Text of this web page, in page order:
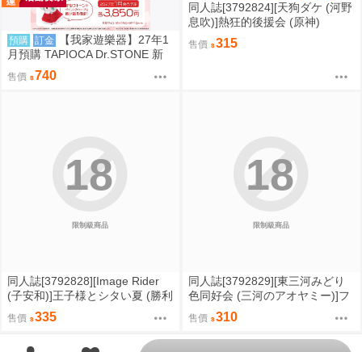
預購 訂金
【我家遊樂器】27年1
月預購 TAPIOCA Dr.STONE 新
石紀 冬裝斗篷布偶 娃娃 6款可選
售價 740
同人誌[3792824][天狗ダケ (河野
息吹)]熱狂的後援会 (原神)
售價 315
限制級商品
18
同人誌[3792828][Image Rider
(子安和)]王子様とシタい夏 (勝利
女神妮姬)
售價 335
限制級商品
18
同人誌[3792829][東三河みどり
色同好会 (三河のアオヤミー)]フ
ィッシュいんぐオンザベッド (偶
像大師)
售價 310